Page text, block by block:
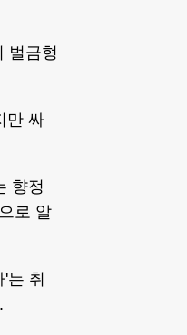
벌금형
만 싸
향정
로 알
는 취